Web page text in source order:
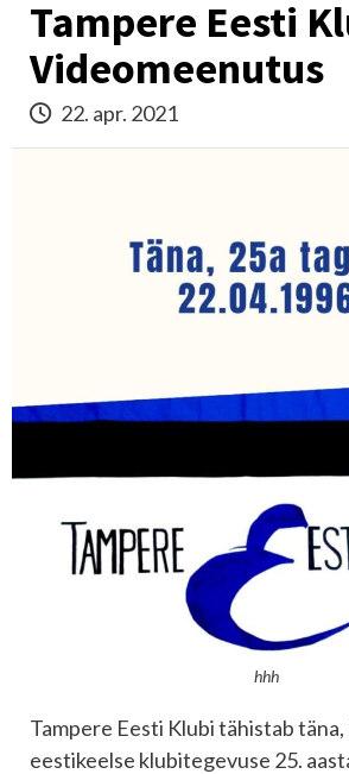
Tampere Eesti
Videomeenutus
22. apr. 2021
hhh
Tampere Eesti Klubi tähistab
eestikeelse klubitegevuse 25.